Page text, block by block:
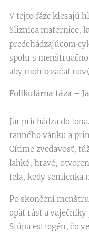
V tejto fáze klesajú
Sliznica maternice,
predchádzajúcom
spolu s
aby mohlo začať
Folikulárna fáza –
Jar prichádza do
ranného vánku a
Cítime zvedavosť,
ľahké, hravé,
tela, kedy semienka
Po skončení
opäť rásť a
Stúpa estrogén, čo